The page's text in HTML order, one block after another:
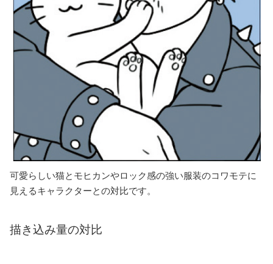
可愛らしい猫とモヒカンやロック感の強い服装のコワモテに
見えるキャラクターとの対比です。
描き込み量の対比